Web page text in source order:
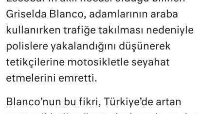
Griselda Blanco, adamlarının araba
kullanırken trafiğe takılması nedeniyle
polislere yakalandığını düşünerek
tetikçilerine motosikletle seyahat
etmelerini emretti.
Blanco’nun bu fikri, Türkiye’de artan